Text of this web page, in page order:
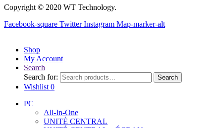
Copyright © 2020 WT Technology.
Facebook-square Twitter Instagram Map-marker-alt
Shop
My Account
Search
Search for:
Search
Wishlist 0
PC
All-In-One
UNITÉ CENTRAL